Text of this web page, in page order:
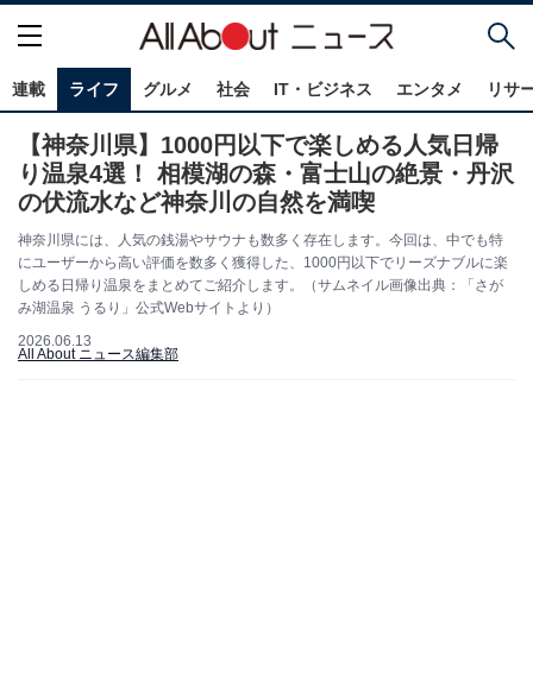
連載 ライフ グルメ 社会 IT・ビジネス エンタメ リサ
【神奈川県】1000円以下で楽しめる人気日帰
り温泉4選！ 相模湖の森・富士山の絶景・丹沢
の伏流水など神奈川の自然を満喫
神奈川県には、人気の銭湯やサウナも数多く存在します。今回は、中でも特
にユーザーから高い評価を数多く獲得した、1000円以下でリーズナブルに楽
しめる日帰り温泉をまとめてご紹介します。（サムネイル画像出典：「さが
み湖温泉 うるり」公式Webサイトより）
2026.06.13
All About ニュース編集部